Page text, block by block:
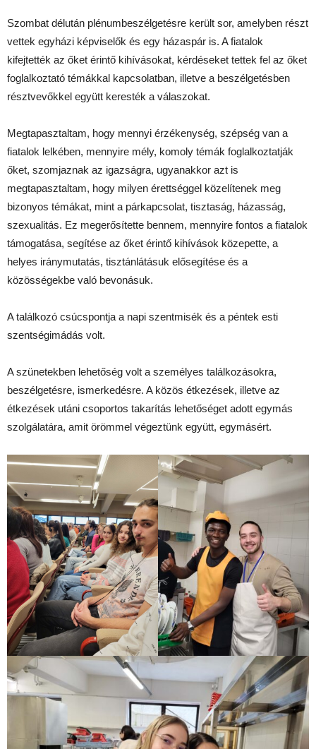
Szombat délután plénumbeszélgetésre került sor, amelyben részt
vettek egyházi képviselők és egy házaspár is. A fiatalok
kifejtették az őket érintő kihívásokat, kérdéseket tettek fel az őket
foglalkoztató témákkal kapcsolatban, illetve a beszélgetésben
résztvevőkkel együtt keresték a válaszokat.
Megtapasztaltam, hogy mennyi érzékenység, szépség van a
fiatalok lelkében, mennyire mély, komoly témák foglalkoztatják
őket, szomjaznak az igazságra, ugyanakkor azt is
megtapasztaltam, hogy milyen érettséggel közelítenek meg
bizonyos témákat, mint a párkapcsolat, tisztaság, házasság,
szexualitás. Ez megerősítette bennem, mennyire fontos a fiatalok
támogatása, segítése az őket érintő kihívások közepette, a
helyes iránymutatás, tisztánlátásuk elősegítése és a
közösségekbe való bevonásuk.
A találkozó csúcspontja a napi szentmisék és a péntek esti
szentségimádás volt.
A szünetekben lehetőség volt a személyes találkozásokra,
beszélgetésre, ismerkedésre. A közös étkezések, illetve az
étkezések utáni csoportos takarítás lehetőséget adott egymás
szolgálatára, amit örömmel végeztünk együtt, egymásért.